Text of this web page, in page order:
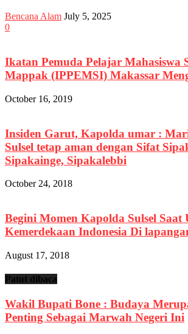
Bencana Alam July 5, 2025
0
Ikatan Pemuda Pelajar Mahasiswa
Mappak (IPPEMSI) Makassar
October 16, 2019
Insiden Garut, Kapolda umar :
Sulsel tetap aman dengan Sifat
Sipakainge, Sipakalebbi
October 24, 2018
Begini Momen Kapolda Sulsel Saat
Kemerdekaan Indonesia Di
August 17, 2018
Patut dibaca
Wakil Bupati Bone : Budaya
Penting Sebagai Marwah Negeri Ini